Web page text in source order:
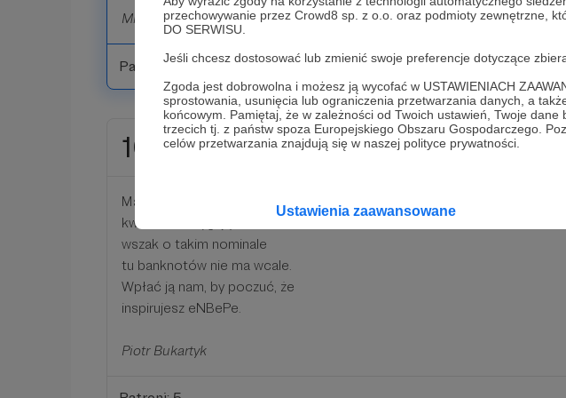
przechowywanie przez Crowd8 sp. z o.o. oraz podmioty zewnętrzne,
DO SERWISU.
Jeśli chcesz dostosować lub zmienić swoje preferencje dotyczące
Zgoda jest dobrowolna i możesz ją wycofać w USTAWIENIACH
sprostowania, usunięcia lub ograniczenia przetwarzania danych, a
końcowym. Pamiętaj, że w zależności od Twoich ustawień, Twoje
trzecich tj. z państw spoza Europejskiego Obszaru Gospodarczego.
celów przetwarzania znajdują się w naszej polityce prywatności.
Ustawienia zaawansowane
Michał Rusinek
Patroni: 11
1000 zł miesięcznie
Mamy jeszcze próg tysiąca -
kwota to intrygująca -
wszak o takim nominale
tu banknotów nie ma wcale.
Wpłać ją nam, by poczuć, że
inspirujesz eNBePe.
Piotr Bukartyk